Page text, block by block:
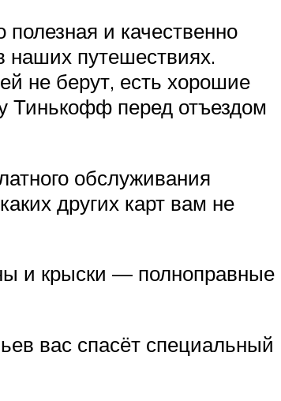
и качественно
наших путешествиях.
не берут, есть хорошие
Тинькофф перед отъездом
обслуживания
других карт вам не
и крыски — полноправные
вас спасёт специальный